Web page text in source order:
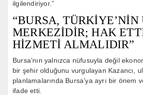
ilgilendiriyor.”
“BURSA,
MERKEZİDİR; HAK
HİZMETİ ALMALIDIR”
Bursa’nın yalnızca nüfusuyla değil
bir şehir olduğunu vurgulayan Kazancı,
planlamalarında Bursa’ya ayrı bir önem
ifade etti.